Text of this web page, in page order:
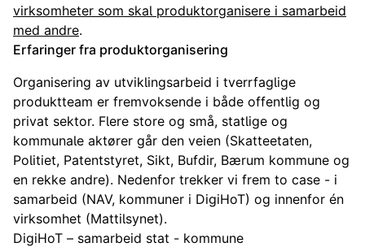
virksomheter som skal produktorganisere i samarbeid
med andre.
Erfaringer fra produktorganisering
Organisering av utviklingsarbeid i tverrfaglige
produktteam er fremvoksende i både offentlig og
privat sektor. Flere store og små, statlige og
kommunale aktører går den veien (Skatteetaten,
Politiet, Patentstyret, Sikt, Bufdir, Bærum kommune og
en rekke andre). Nedenfor trekker vi frem to case - i
samarbeid (NAV, kommuner i DigiHoT) og innenfor én
virksomhet (Mattilsynet).
DigiHoT – samarbeid stat - kommune